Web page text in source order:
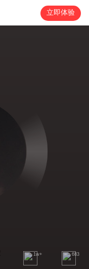
立即体验
1w+ 683